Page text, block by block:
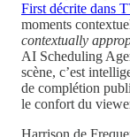
First décrite dans
moments
contextually
AI Scheduling
scène, c’est
de complétion
le confort du